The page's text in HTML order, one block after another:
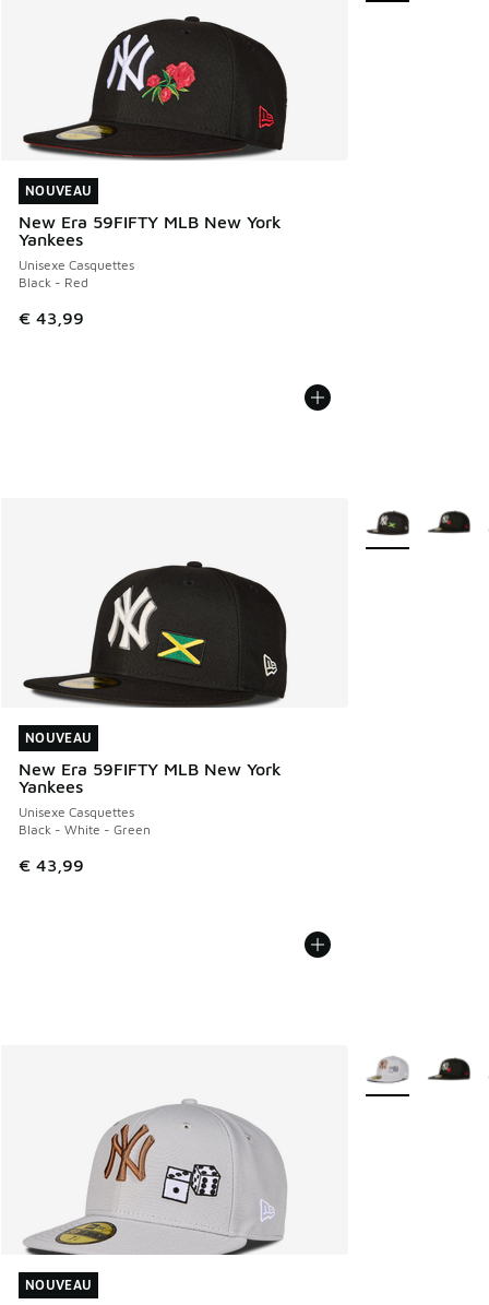
NOUVEAU
New Era 59FIFTY MLB New York
Yankees
Unisexe Casquettes
Black - Red
€ 43,99
NOUVEAU
NOUVEAU
New Era 59FIFTY MLB New York
Yankees
Unisexe Casquettes
Black - White - Green
€ 43,99
NOUVEAU
Plus de couleurs
NOUVEAU
NOUVEAU
Plus de couleurs